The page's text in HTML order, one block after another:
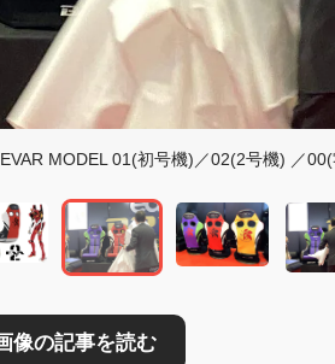
MODEL 01(初号機)／02(2号機) ／
読む